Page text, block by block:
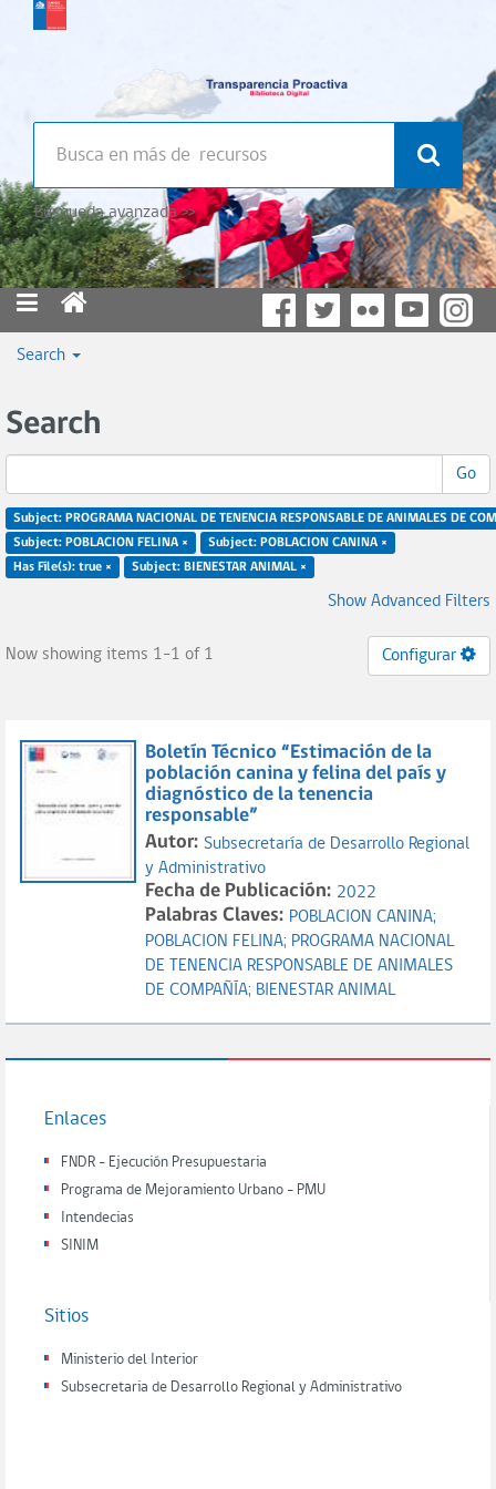
Búsqueda avanzada >>
Search
Search
Go
Subject: PROGRAMA NACIONAL DE TENENCIA RESPONSABLE DE ANIMALES DE
Subject: POBLACION FELINA ×
Subject: POBLACION CANINA ×
Has File(s): true ×
Subject: BIENESTAR ANIMAL ×
Show Advanced Filters
Now showing items 1-1 of 1 Configurar
Boletín Técnico “Estimación de la
población canina y felina del país y
diagnóstico de la tenencia
responsable”
Autor: Subsecretaría de Desarrollo Regional
y Administrativo
Fecha de Publicación: 2022
Palabras Claves: POBLACION CANINA;
POBLACION FELINA; PROGRAMA NACIONAL
DE TENENCIA RESPONSABLE DE ANIMALES
DE COMPAÑÍA; BIENESTAR ANIMAL
Enlaces
FNDR - Ejecución Presupuestaria
Programa de Mejoramiento Urbano - PMU
Intendecias
SINIM
Sitios
Ministerio del Interior
Subsecretaria de Desarrollo Regional y Administrativo